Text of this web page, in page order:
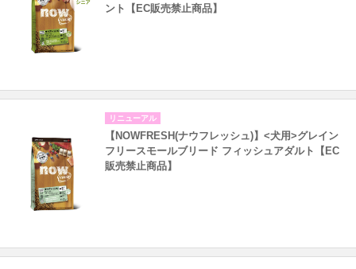
ント【EC販売禁止商品】
リニューアル
【NOWFRESH(ナウフレッシュ)】<犬用>グレイン
フリースモールブリード フィッシュアダルト【EC
販売禁止商品】